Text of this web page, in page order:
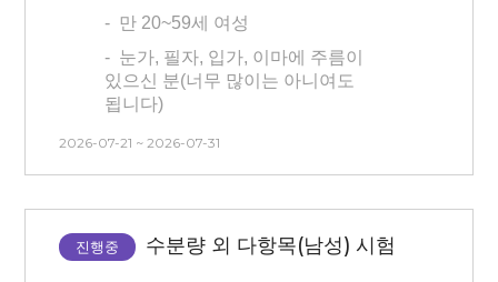
- 본 시험은 피부과 예약으로 인해 시간
, 날짜 변경이 불가능 합니다.
- 전박부 및 팔꿈치에 각질채취
진행예정
-한쪽 전박부48시간 지속력 시험
있습니다( 48시간 동안 해당 부위 세정
불가 및 점 유지
* 방문 3일 전 인공눈물 & 안약 사용
불가
*방문 당일선크림,메이크업(펄이
있는 아이섀도우)사용 금지, 세안 없이
방문
바랍니다.
- 만 20~59세 여성
- 눈가, 필자, 입가, 이마에 주름이
있으신 분(너무 많이는 아니여도
됩니다)
- 3개월 내 시술 및 시험 참여 경험이
(안면부 시험/건강기능식품 시험
2026-07-21 ~ 2026-07-31
진행중 수분량 외 다항목(남성) 시험